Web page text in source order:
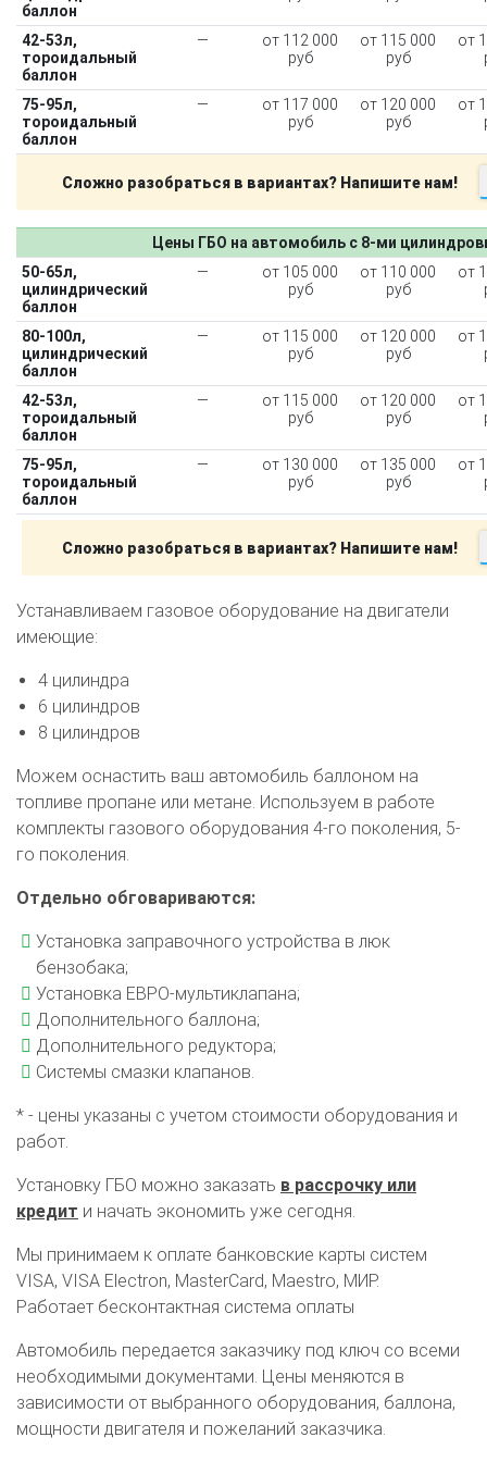
баллон
42-53л,
тороидальный
баллон
—
от 112 000
руб
от 115 000
руб
от
75-95л,
тороидальный
баллон
—
от 117 000
руб
от 120 000
руб
от
Сложно разобраться в вариантах? Напишите нам!
Цены ГБО на автомобиль с 8-ми
50-65л,
цилиндрический
баллон
—
от 105 000
руб
от 110 000
руб
от
80-100л,
цилиндрический
баллон
—
от 115 000
руб
от 120 000
руб
от
42-53л,
тороидальный
баллон
—
от 115 000
руб
от 120 000
руб
от
75-95л,
тороидальный
баллон
—
от 130 000
руб
от 135 000
руб
от
Сложно разобраться в вариантах? Напишите нам!
Устанавливаем газовое оборудование на двигатели
имеющие:
4 цилиндра
6 цилиндров
8 цилиндров
Можем оснастить ваш автомобиль баллоном на
топливе пропане или метане. Используем в работе
комплекты газового оборудования 4-го поколения, 5-
го поколения.
Отдельно обговариваются:
Установка заправочного устройства в люк
бензобака;
Установка ЕВРО-мультиклапана;
Дополнительного баллона;
Дополнительного редуктора;
Системы смазки клапанов.
* - цены указаны с учетом стоимости оборудования и
работ.
Установку ГБО можно заказать в рассрочку или
кредит и начать экономить уже сегодня.
Мы принимаем к оплате банковские карты систем
VISA, VISA Electron, MasterCard, Maestro, МИР.
Работает бесконтактная система оплаты
Автомобиль передается заказчику под ключ со всеми
необходимыми документами. Цены меняются в
зависимости от выбранного оборудования, баллона,
мощности двигателя и пожеланий заказчика.